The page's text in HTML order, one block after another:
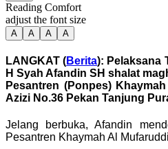
Reading Comfort
adjust the font size
A A A A
LANGKAT (Berita): Pelaksana
H Syah Afandin SH shalat
Pesantren (Ponpes)
Azizi No.36 Pekan Tanjung
Jelang berbuka, Afandin
Pesantren Khaymah Al